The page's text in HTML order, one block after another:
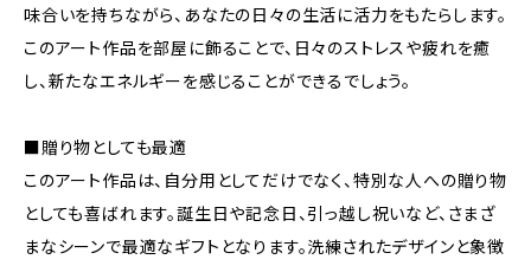
味合いを持ちながら、あなたの日々の生活に活力をもたらします。
このアート作品を部屋に飾ることで、日々のストレスや疲れを癒
し、新たなエネルギーを感じることができるでしょう。
■贈り物としても最適
このアート作品は、自分用としてだけでなく、特別な人への贈り物
としても喜ばれます。誕生日や記念日、引っ越し祝いなど、さまざ
まなシーンで最適なギフトとなります。洗練されたデザインと象徴